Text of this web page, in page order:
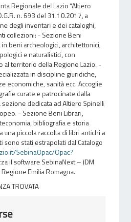
Regionale del Lazio “Altiero
n. 693 del 31.10.2017, a
degli inventari e dei cataloghi,
collezioni: - Sezione Beni
in beni archeologici, architettonici,
e naturalistici, con
al territorio della Regione Lazio. -
in discipline giuridiche,
economiche, sanità ecc. Accoglie
curate e patrocinate dalla
dedicata ad Altiero Spinelli
- Sezione Beni Librari,
bibliografia e storia
una piccola raccolta di libri antichi a
sono stati estrapolati dal Catalogo
SebinaOpac/Opac?
il software SebinaNext – (DM
Regione Emilia Romagna.
TROVATA